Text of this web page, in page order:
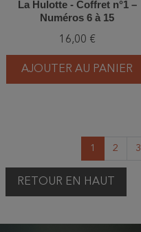
La Hulotte - Coffret n°1 –
Numéros 6 à 15
16,00 €
AJOUTER AU PANIER
1 2 3
RETOUR EN HAUT